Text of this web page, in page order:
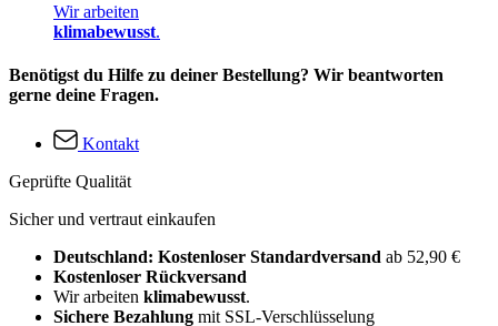
Wir arbeiten
klimabewusst.
Benötigst du Hilfe zu deiner Bestellung? Wir beantworten
gerne deine Fragen.
Kontakt
Geprüfte Qualität
Sicher und vertraut einkaufen
Deutschland: Kostenloser Standardversand ab 52,90 €
Kostenloser Rückversand
Wir arbeiten klimabewusst.
Sichere Bezahlung mit SSL-Verschlüsselung